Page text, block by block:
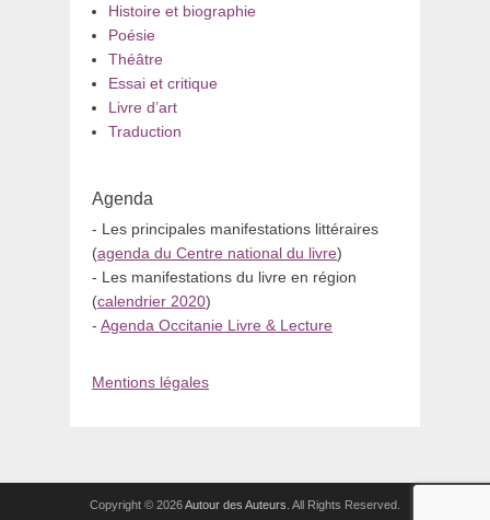
Histoire et biographie
Poésie
Théâtre
Essai et critique
Livre d’art
Traduction
Agenda
- Les principales manifestations littéraires
(agenda du Centre national du livre)
- Les manifestations du livre en région
(calendrier 2020)
- Agenda Occitanie Livre & Lecture
Mentions légales
Copyright © 2026Autour des Auteurs . All Rights Reserved.